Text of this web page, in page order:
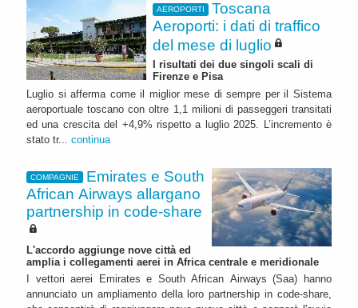
AEROPORTI
Toscana
Aeroporti: i dati di traffico
del mese di luglio
I risultati dei due singoli scali di
Firenze e Pisa
Luglio si afferma come il miglior mese di sempre per il Sistema
aeroportuale toscano con oltre 1,1 milioni di passeggeri transitati
ed una crescita del +4,9% rispetto a luglio 2025. L’incremento è
stato tr... continua
COMPAGNIE
Emirates e South
African Airways allargano
partnership in code-share
L'accordo aggiunge nove città ed
amplia i collegamenti aerei in Africa centrale e meridionale
I vettori aerei Emirates e South African Airways (Saa) hanno
annunciato un ampliamento della loro partnership in code-share,